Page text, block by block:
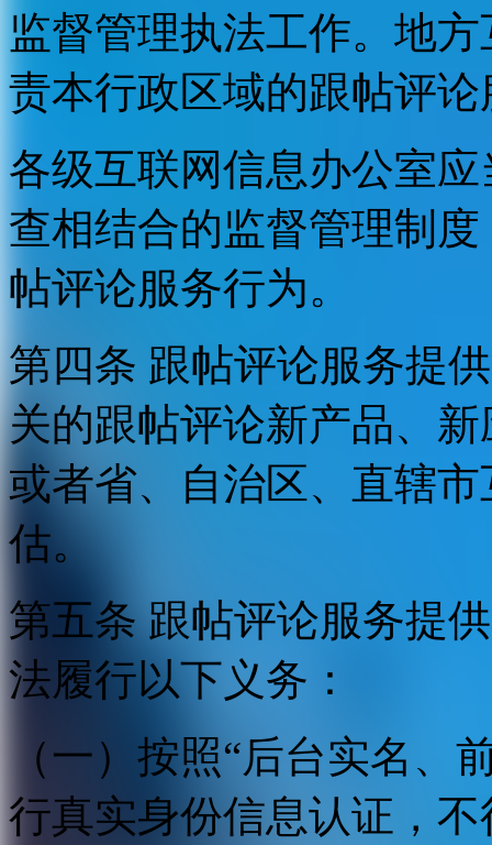
监督管理执法工作。地
责本行政区域的跟帖评
各级互联网信息办公室
查相结合的监督管理制
帖评论服务行为。
第四条 跟帖评论服务提
关的跟帖评论新产品、
或者省、自治区、直辖
估。
第五条 跟帖评论服务提
法履行以下义务：
（一）按照“后台实名、
行真实身份信息认证，